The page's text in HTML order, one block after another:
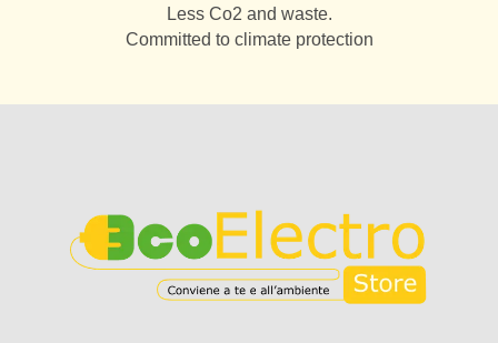
Less Co2 and waste.
Committed to climate protection